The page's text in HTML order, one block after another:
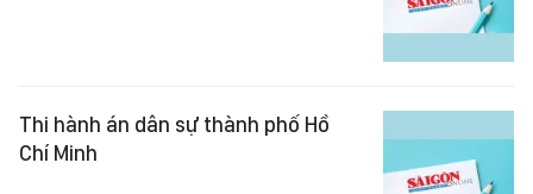
Thi hành án dân sự thành phố Hồ
Chí Minh